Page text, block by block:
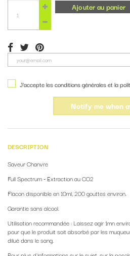
Ajouter au panier
J'accepte les conditions générales et la
Notify me when
DESCRIPTION
Saveur Chanvre
Full Spectrum - Extraction au CO2
Flacon disponible en 10ml, 200 gouttes environ.
Garantie sans alcool.
Utilisation recommandée : Laissez agir 1mn
pour que le produit soit absorbé par les
dilué dans le sang.